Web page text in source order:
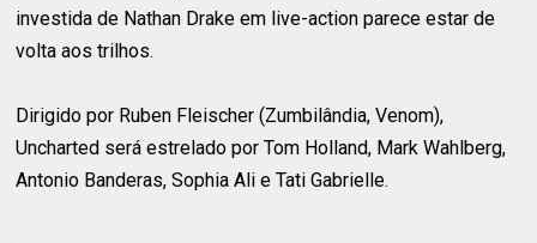
investida de Nathan Drake em live-action parece estar de
volta aos trilhos.
Dirigido por Ruben Fleischer (Zumbilândia, Venom),
Uncharted será estrelado por Tom Holland, Mark Wahlberg,
Antonio Banderas, Sophia Ali e Tati Gabrielle.